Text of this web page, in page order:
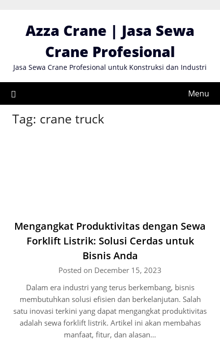
contentAzza Crane | Jasa Sewa
Crane Profesional
Jasa Sewa Crane Profesional untuk Konstruksi dan Industri
Menu
Tag: crane truck
Mengangkat Produktivitas dengan Sewa
Forklift Listrik: Solusi Cerdas untuk
Bisnis Anda
Posted on December 15, 2023
Dalam era industri yang terus berkembang, bisnis
membutuhkan solusi efisien dan berkelanjutan. Salah
satu inovasi terkini yang dapat mengangkat produktivitas
adalah sewa forklift listrik. Artikel ini akan membahas
manfaat, fitur, dan alasan…